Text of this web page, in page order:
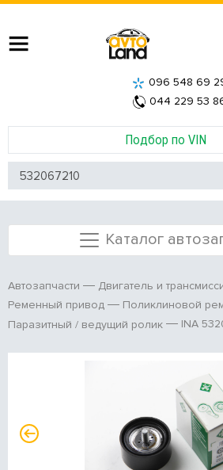
Подбор по VIN
096 548 69
044 229 53
Каталог
Автозапчасти Двигатель и
Ременный привод
Поликлиновой
Паразитный / ведущий ролик
INA